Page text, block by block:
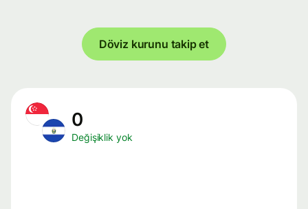
Döviz kurunu takip et
0
Değişiklik yok